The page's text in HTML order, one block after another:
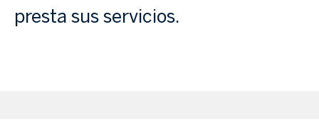
presta sus servicios.